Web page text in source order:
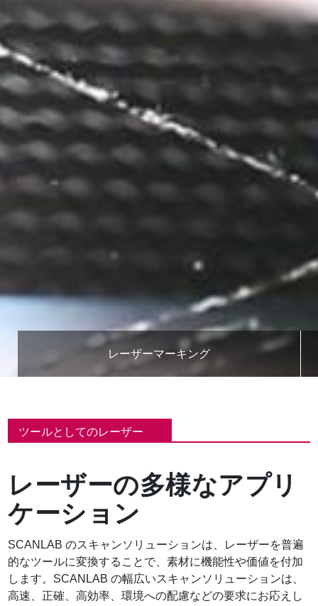
レーザーマーキング
ツールとしてのレーザー
レーザーの多様なアプリ
ケーション
SCANLAB のスキャンソリューションは、レーザーを普遍
的なツールに変換することで、素材に機能性や価値を付加
します。SCANLAB の幅広いスキャンソリューションは、
高速、正確、高効率、環境への配慮などの要求にお応えし